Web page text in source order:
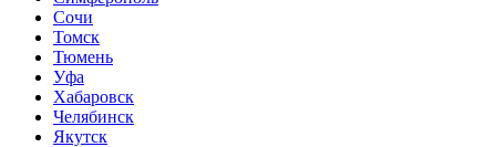
Сочи
Томск
Тюмень
Уфа
Хабаровск
Челябинск
Якутск